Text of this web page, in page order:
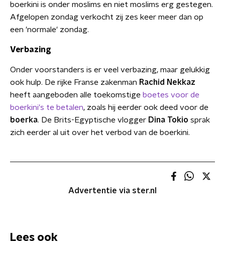
boerkini is onder moslims en niet moslims erg gestegen.
Afgelopen zondag verkocht zij zes keer meer dan op
een 'normale' zondag.
Verbazing
Onder voorstanders is er veel verbazing, maar gelukkig
ook hulp. De rijke Franse zakenman Rachid Nekkaz
heeft aangeboden alle toekomstige boetes voor de
boerkini's te betalen, zoals hij eerder ook deed voor de
boerka. De Brits-Egyptische vlogger Dina Tokio sprak
zich eerder al uit over het verbod van de boerkini.
Advertentie via ster.nl
Lees ook